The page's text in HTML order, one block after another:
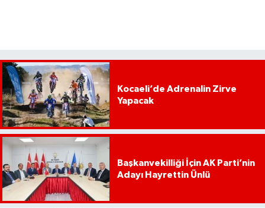
Kocaeli’de Adrenalin Zirve
Yapacak
Başkanvekilliği İçin AK Parti’nin
Adayı Hayrettin Ünlü